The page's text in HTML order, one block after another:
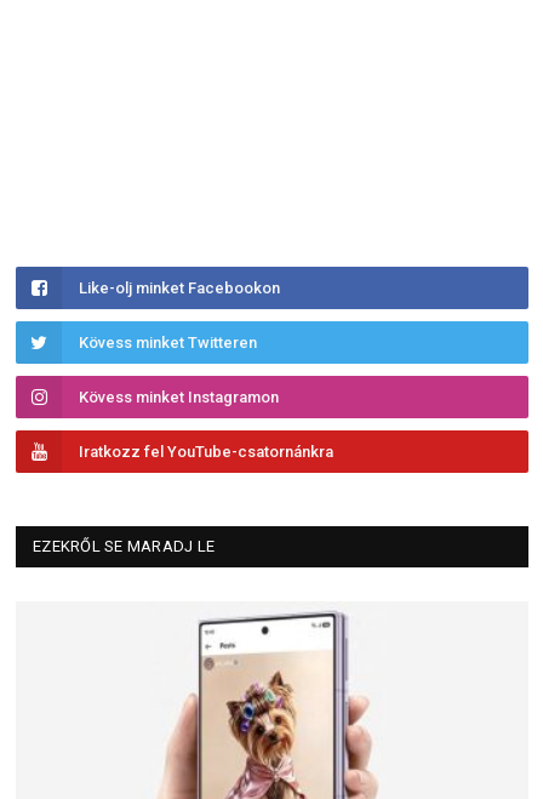
Like-olj minket Facebookon
Kövess minket Twitteren
Kövess minket Instagramon
Iratkozz fel YouTube-csatornánkra
EZEKRŐL SE MARADJ LE